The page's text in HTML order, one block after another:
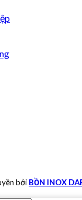
bởi BỒN INOX